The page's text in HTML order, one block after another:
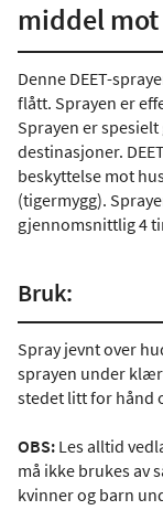
middel
Denne DEET-
flått. Sprayen er
Sprayen er
destinasjoner.
beskyttelse mot
(tigermygg).
gjennomsnittlig 4
Bruk:
Spray jevnt over
sprayen under
stedet litt for hånd
OBS: Les alltid
må ikke brukes av
kvinner og barn